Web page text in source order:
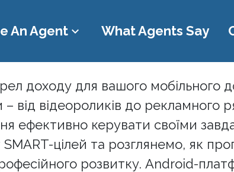
An Agent keyboard_arrow_down What Agents Say
доходу для вашого мобільного
від відеороликів до рекламного
ефективно керувати своїми
цілей та розглянемо, як
розвитку. Android-